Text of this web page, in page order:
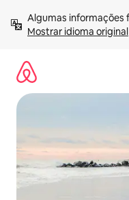
para
Mostrar idioma original